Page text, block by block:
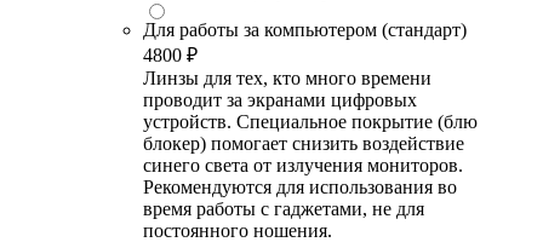
Для работы за компьютером (стандарт)
4800 ₽
Линзы для тех, кто много времени
проводит за экранами цифровых
устройств. Специальное покрытие (блю
блокер) помогает снизить воздействие
синего света от излучения мониторов.
Рекомендуются для использования во
время работы с гаджетами, не для
постоянного ношения.